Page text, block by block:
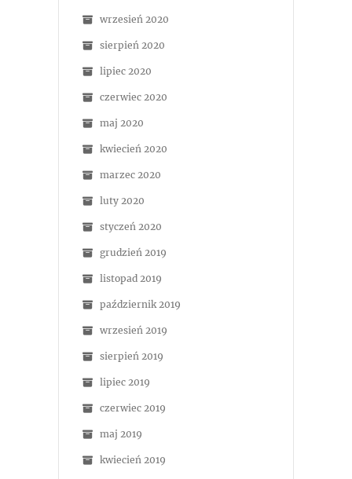
wrzesień 2020
sierpień 2020
lipiec 2020
czerwiec 2020
maj 2020
kwiecień 2020
marzec 2020
luty 2020
styczeń 2020
grudzień 2019
listopad 2019
październik 2019
wrzesień 2019
sierpień 2019
lipiec 2019
czerwiec 2019
maj 2019
kwiecień 2019